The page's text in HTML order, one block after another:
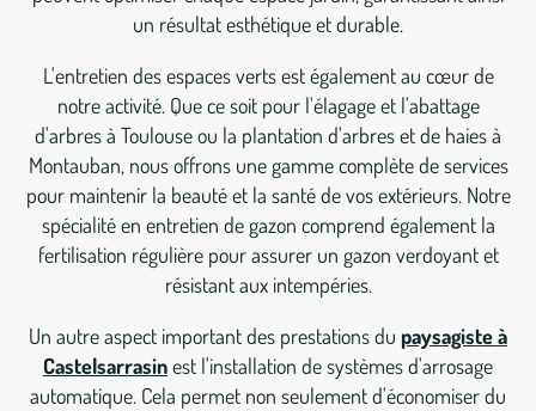
un résultat esthétique et durable.
L'entretien des espaces verts est également au cœur de
notre activité. Que ce soit pour l'élagage et l'abattage
d'arbres à Toulouse ou la plantation d'arbres et de haies à
Montauban, nous offrons une gamme complète de services
pour maintenir la beauté et la santé de vos extérieurs. Notre
spécialité en entretien de gazon comprend également la
fertilisation régulière pour assurer un gazon verdoyant et
résistant aux intempéries.
Un autre aspect important des prestations du paysagiste à
Castelsarrasinest l'installation de systèmes d'arrosage
automatique. Cela permet non seulement d'économiser du